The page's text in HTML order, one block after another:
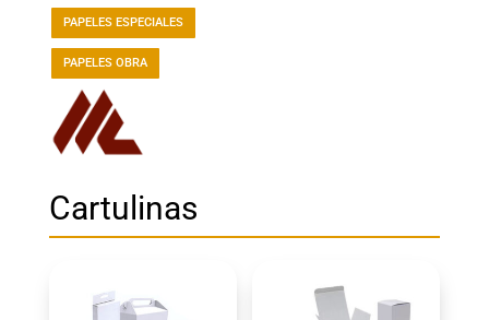
PAPELES ESPECIALES
PAPELES OBRA
Cartulinas